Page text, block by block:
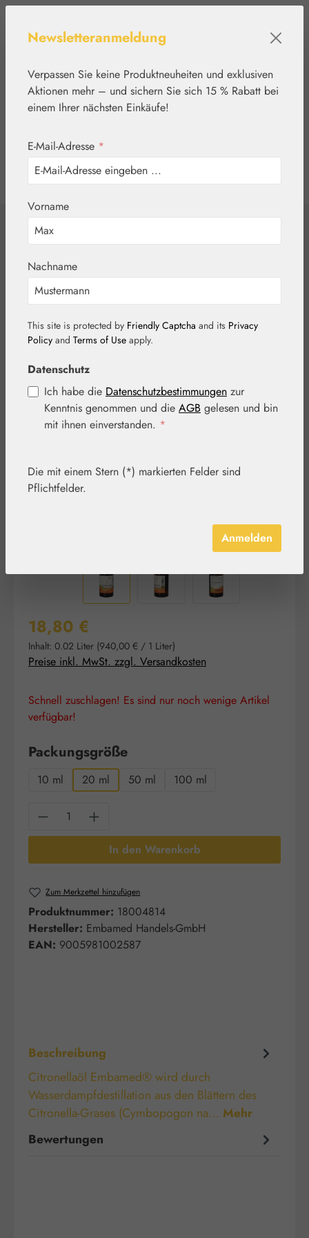
Werkzeugleiste anzeigen
Citronellaöl
Bildergalerie überspringen
Regulärer Preis:
18,80 €
Inhalt: 0.02 Liter (940,00 € / 1 Liter)
Preise inkl. MwSt. zzgl. Versandkosten
Schnell zuschlagen! Es sind nur noch wenige Artikel
verfügbar!
Packungsgrößeauswählen
10 ml 20 ml 50 ml 100 ml
Produkt Anzahl: Gib den gewünschten
In den Warenkorb
Zum Merkzettel hinzufügen
Produktnummer: 18004814
Hersteller: Embamed Handels-GmbH
EAN: 9005981002587
Beschreibung
Citronellaöl Embamed® wird durch
Wasserdampfdestillation aus den Blättern des
Citronella-Grases (Cymbopogon na… Mehr
Bewertungen
Newsletteranmeldung
Verpassen Sie keine Produktneuheiten und exklusiven
Aktionen mehr – und sichern Sie sich 15 % Rabatt bei
einem Ihrer nächsten Einkäufe!
E-Mail-Adresse *
Vorname
Nachname
This site is protected by Friendly Captcha and its Privacy
Policy and Terms of Use apply.
Datenschutz
Ich habe die Datenschutzbestimmungen zur
Kenntnis genommen und die AGB gelesen und bin
mit ihnen einverstanden. *
Die mit einem Stern (*) markierten Felder sind
Pflichtfelder.
Anmelden